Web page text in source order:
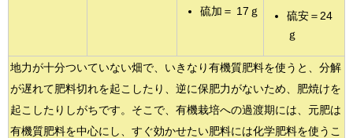
硫加＝ 17ｇ
硫安＝24
ｇ
地力が十分ついていない畑で、いきなり有機質肥料を使うと、分解
が遅れて肥料切れを起こしたり、逆に保肥力がないため、肥焼けを
起こしたりしがちです。そこで、有機栽培への過渡期には、元肥は
有機質肥料を中心にし、すぐ効かせたい肥料には化学肥料を使うこ